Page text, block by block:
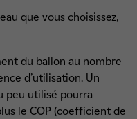
que vous choisissez,
du ballon au nombre
d’utilisation. Un
peu utilisé pourra
le COP (coefficient de